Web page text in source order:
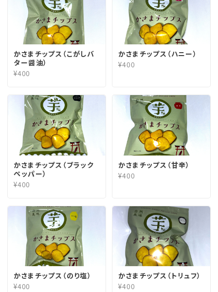
かさまチップス（こがしバ
ター醤油）
¥400
かさまチップス（ハニー）
¥400
かさまチップス（ブラック
ペッパー）
¥400
かさまチップス（甘辛）
¥400
かさまチップス（のり塩）
¥400
かさまチップス（トリュフ）
¥400